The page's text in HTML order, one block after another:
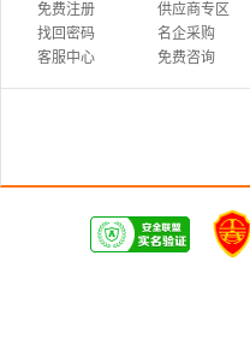
免费注册
找回密码
客服中心
供应商专区
名企采购
免费咨询